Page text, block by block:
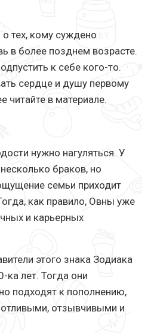
тех, кому суждено
в более позднем возрасте.
к себе кого-то.
сердце и душу первому
читайте в материале.
нужно нагуляться. У
браков, но
семьи приходит
как правило, Овны уже
и карьерных
этого знака Зодиака
ка лет. Тогда они
подходят к пополнению,
отзывчивыми и